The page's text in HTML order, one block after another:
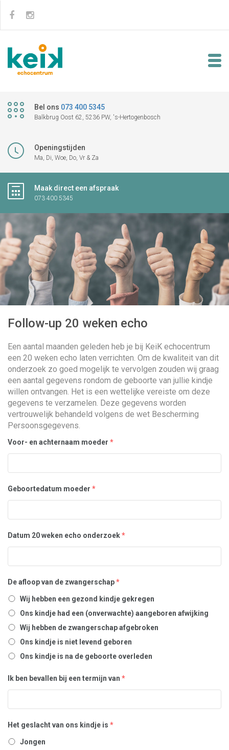
Bel ons 073 400 5345
Balkbrug Oost 62, 5236 PW, 's-Hertogenbosch
Openingstijden
Ma, Di, Woe, Do, Vr & Za
Maak direct een afspraak
073 400 5345
Follow-up 20 weken echo
Een aantal maanden geleden heb je bij KeiK echocentrum
een 20 weken echo laten verrichten. Om de kwaliteit van dit
onderzoek zo goed mogelijk te vervolgen zouden wij graag
een aantal gegevens rondom de geboorte van jullie kindje
willen ontvangen. Het is een wettelijke vereiste om deze
gegevens te verzamelen. Deze gegevens worden
vertrouwelijk behandeld volgens de wet Bescherming
Persoonsgegevens.
Voor- en achternaam moeder *
Geboortedatum moeder *
Datum 20 weken echo onderzoek*
De afloop van de zwangerschap*
Wij hebben een gezond kindje gekregen
Ons kindje had een (onverwachte) aangeboren afwijking
Wij hebben de zwangerschap afgebroken
Ons kindje is niet levend geboren
Ons kindje is na de geboorte overleden
Ik ben bevallen bij een termijn van *
Het geslacht van ons kindje is *
Jongen